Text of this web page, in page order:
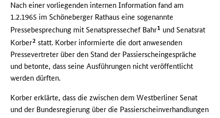
Nach einer vorliegenden internen Information fand am
1.2.1965 im Schöneberger Rathaus eine sogenannte
Pressebesprechung mit Senatspressechef Bahr1 und Senatsrat
Korber2 statt. Korber informierte die dort anwesenden
Pressevertreter über den Stand der Passierscheingespräche
und betonte, dass seine Ausführungen nicht veröffentlicht
werden dürften.
Korber erklärte, dass die zwischen dem Westberliner Senat
und der Bundesregierung über die Passierscheinverhandlungen